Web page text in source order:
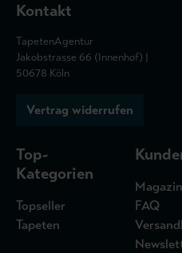
Kontakt
TapetenAgentur
Jakobstrasse 66 (Innenhof) |
50678 Köln
Vertrag widerrufen
Top-
Kategorien
Topseller
Tapeten
Magazin
FAQ